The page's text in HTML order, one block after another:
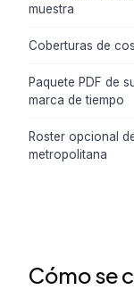
muestra
Coberturas de
Paquete PDF de
marca de tiempo
Roster opcional
metropolitana
Cómo se